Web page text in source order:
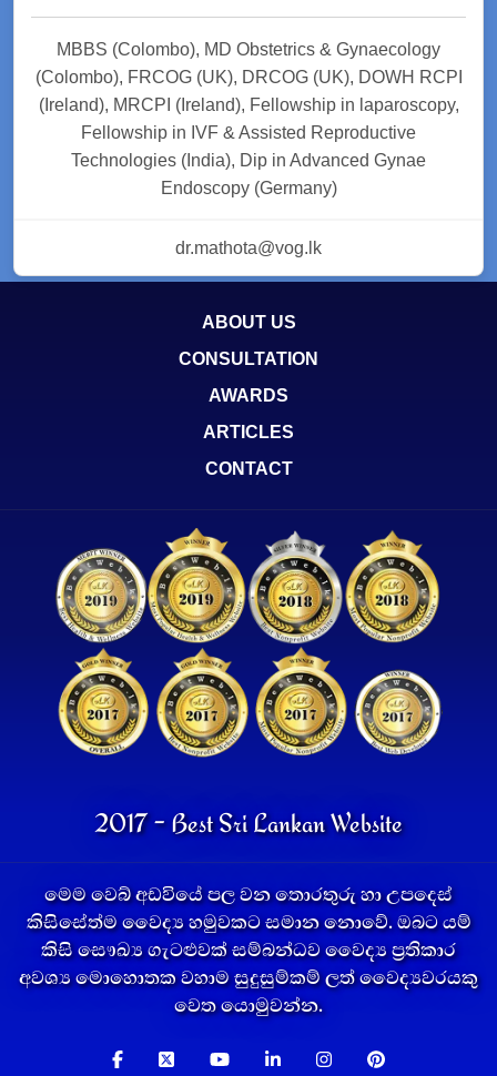
MBBS (Colombo), MD Obstetrics & Gynaecology
(Colombo), FRCOG (UK), DRCOG (UK), DOWH RCPI
(Ireland), MRCPI (Ireland), Fellowship in laparoscopy,
Fellowship in IVF & Assisted Reproductive
Technologies (India), Dip in Advanced Gynae
Endoscopy (Germany)
dr.mathota@vog.lk
ABOUT US
CONSULTATION
AWARDS
ARTICLES
CONTACT
2017 - Best Sri Lankan Website
මෙම වෙබ් අඩවියේ පල වන තොරතුරු හා උපදෙස්
කිසිසේත්ම වෛද්‍ය හමුවකට සමාන නොවේ. ඔබට යම්
කිසි සෞඛ්‍ය ගැටළුවක් සම්බන්ධව වෛද්‍ය ප්‍රතිකාර
අවශ්‍ය මොහොතක වහාම සුදුසුම්කම් ලත් වෛද්‍යවරයකු
වෙත යොමුවන්න.